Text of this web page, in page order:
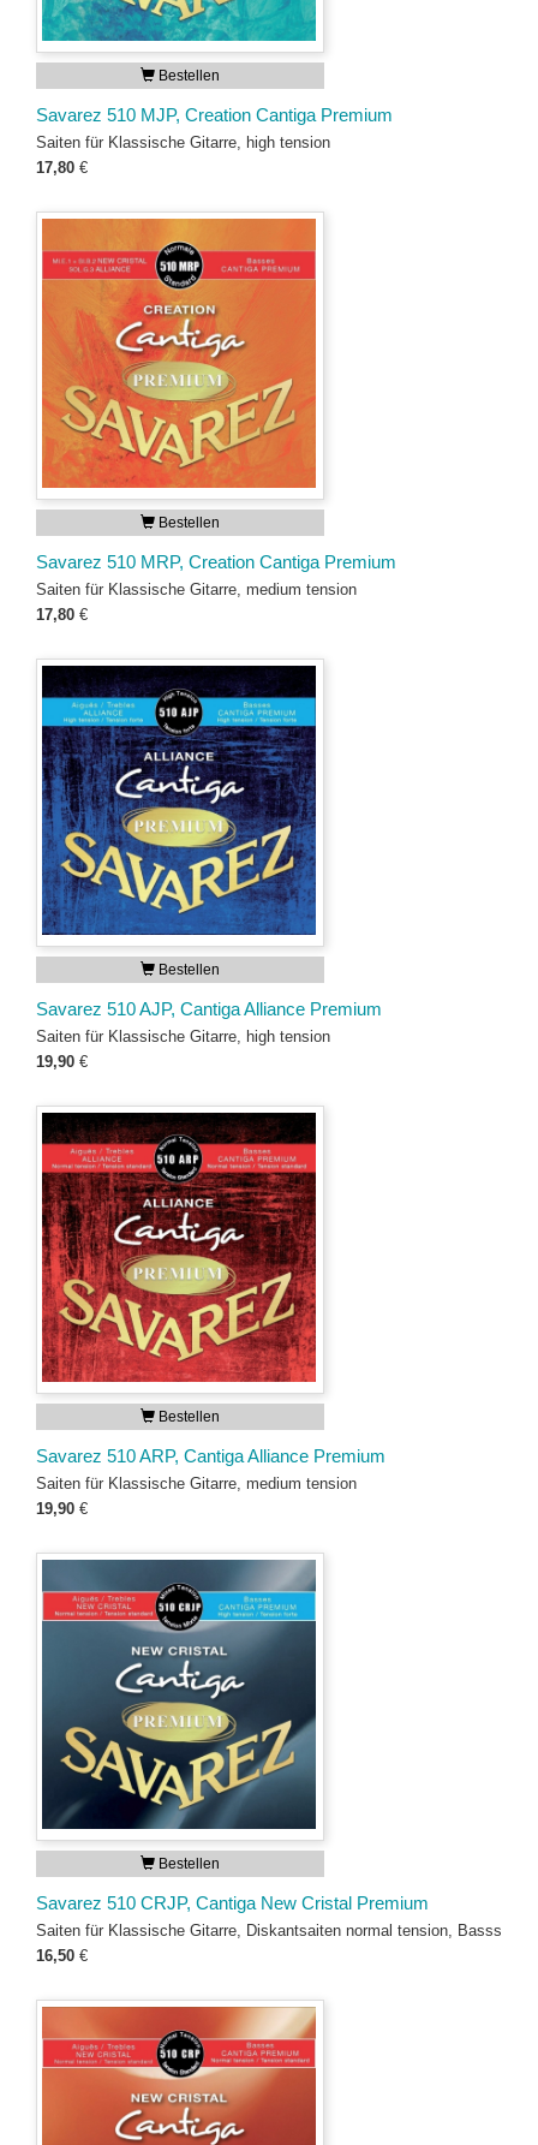
Bestellen
Savarez 510 MJP, Creation Cantiga Premium
Saiten für Klassische Gitarre, high tension
17,80 €
Bestellen
Savarez 510 MRP, Creation Cantiga Premium
Saiten für Klassische Gitarre, medium tension
17,80 €
Bestellen
Savarez 510 AJP, Cantiga Alliance Premium
Saiten für Klassische Gitarre, high tension
19,90 €
Bestellen
Savarez 510 ARP, Cantiga Alliance Premium
Saiten für Klassische Gitarre, medium tension
19,90 €
Bestellen
Savarez 510 CRJP, Cantiga New Cristal Premium
Saiten für Klassische Gitarre, Diskantsaiten normal tension, Basss
16,50 €